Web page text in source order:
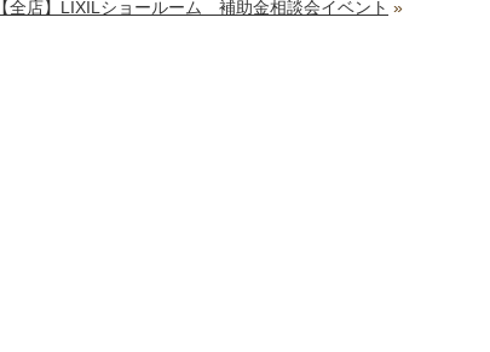
【全店】LIXILショールーム 補助金相談会イベント »